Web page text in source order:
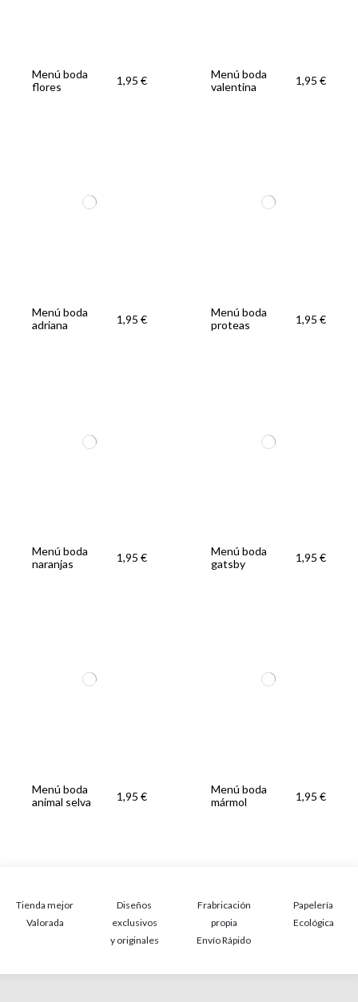
Menú boda
flores
1,95 €
Menú boda
valentina
1,95 €
Menú boda
adriana
1,95 €
Menú boda
proteas
1,95 €
Menú boda
naranjas
1,95 €
Menú boda
gatsby
1,95 €
Menú boda
animal selva
1,95 €
Menú boda
mármol
1,95 €
Tienda mejor
Valorada
Diseños
exclusivos
y originales
Frabricación
propia
Envío Rápido
Papelería
Ecológica